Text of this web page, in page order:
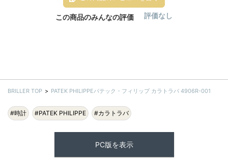
この商品のみんなの評価 評価なし
BRILLER TOP PATEK PHILIPPEパテック・フィリップ カラトラバ 4906R-001
#時計 #PATEK PHILIPPE #カラトラバ
PC版を表示